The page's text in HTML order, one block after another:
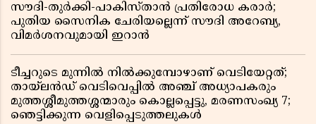
സൗദി-തുർക്കി-പാകിസ്താൻ പ്രതിരോധ കരാർ;
പുതിയ സൈനിക ചേരിയല്ലെന്ന് സൗദി അറേബ്യ,
വിമർശനവുമായി ഇറാൻ
ടീച്ചറുടെ മുന്നിൽ നിൽക്കുമ്പോഴാണ് വെടിയേറ്റത്;
തായ്‌ലൻഡ് വെടിവെപ്പിൽ അഞ്ച് അധ്യാപകരും
മുത്തശ്ശീമുത്തശ്ശന്മാരും കൊല്ലപ്പെട്ടു, മരണസംഖ്യ 7;
ഞെട്ടിക്കുന്ന വെളിപ്പെടുത്തലുകൾ